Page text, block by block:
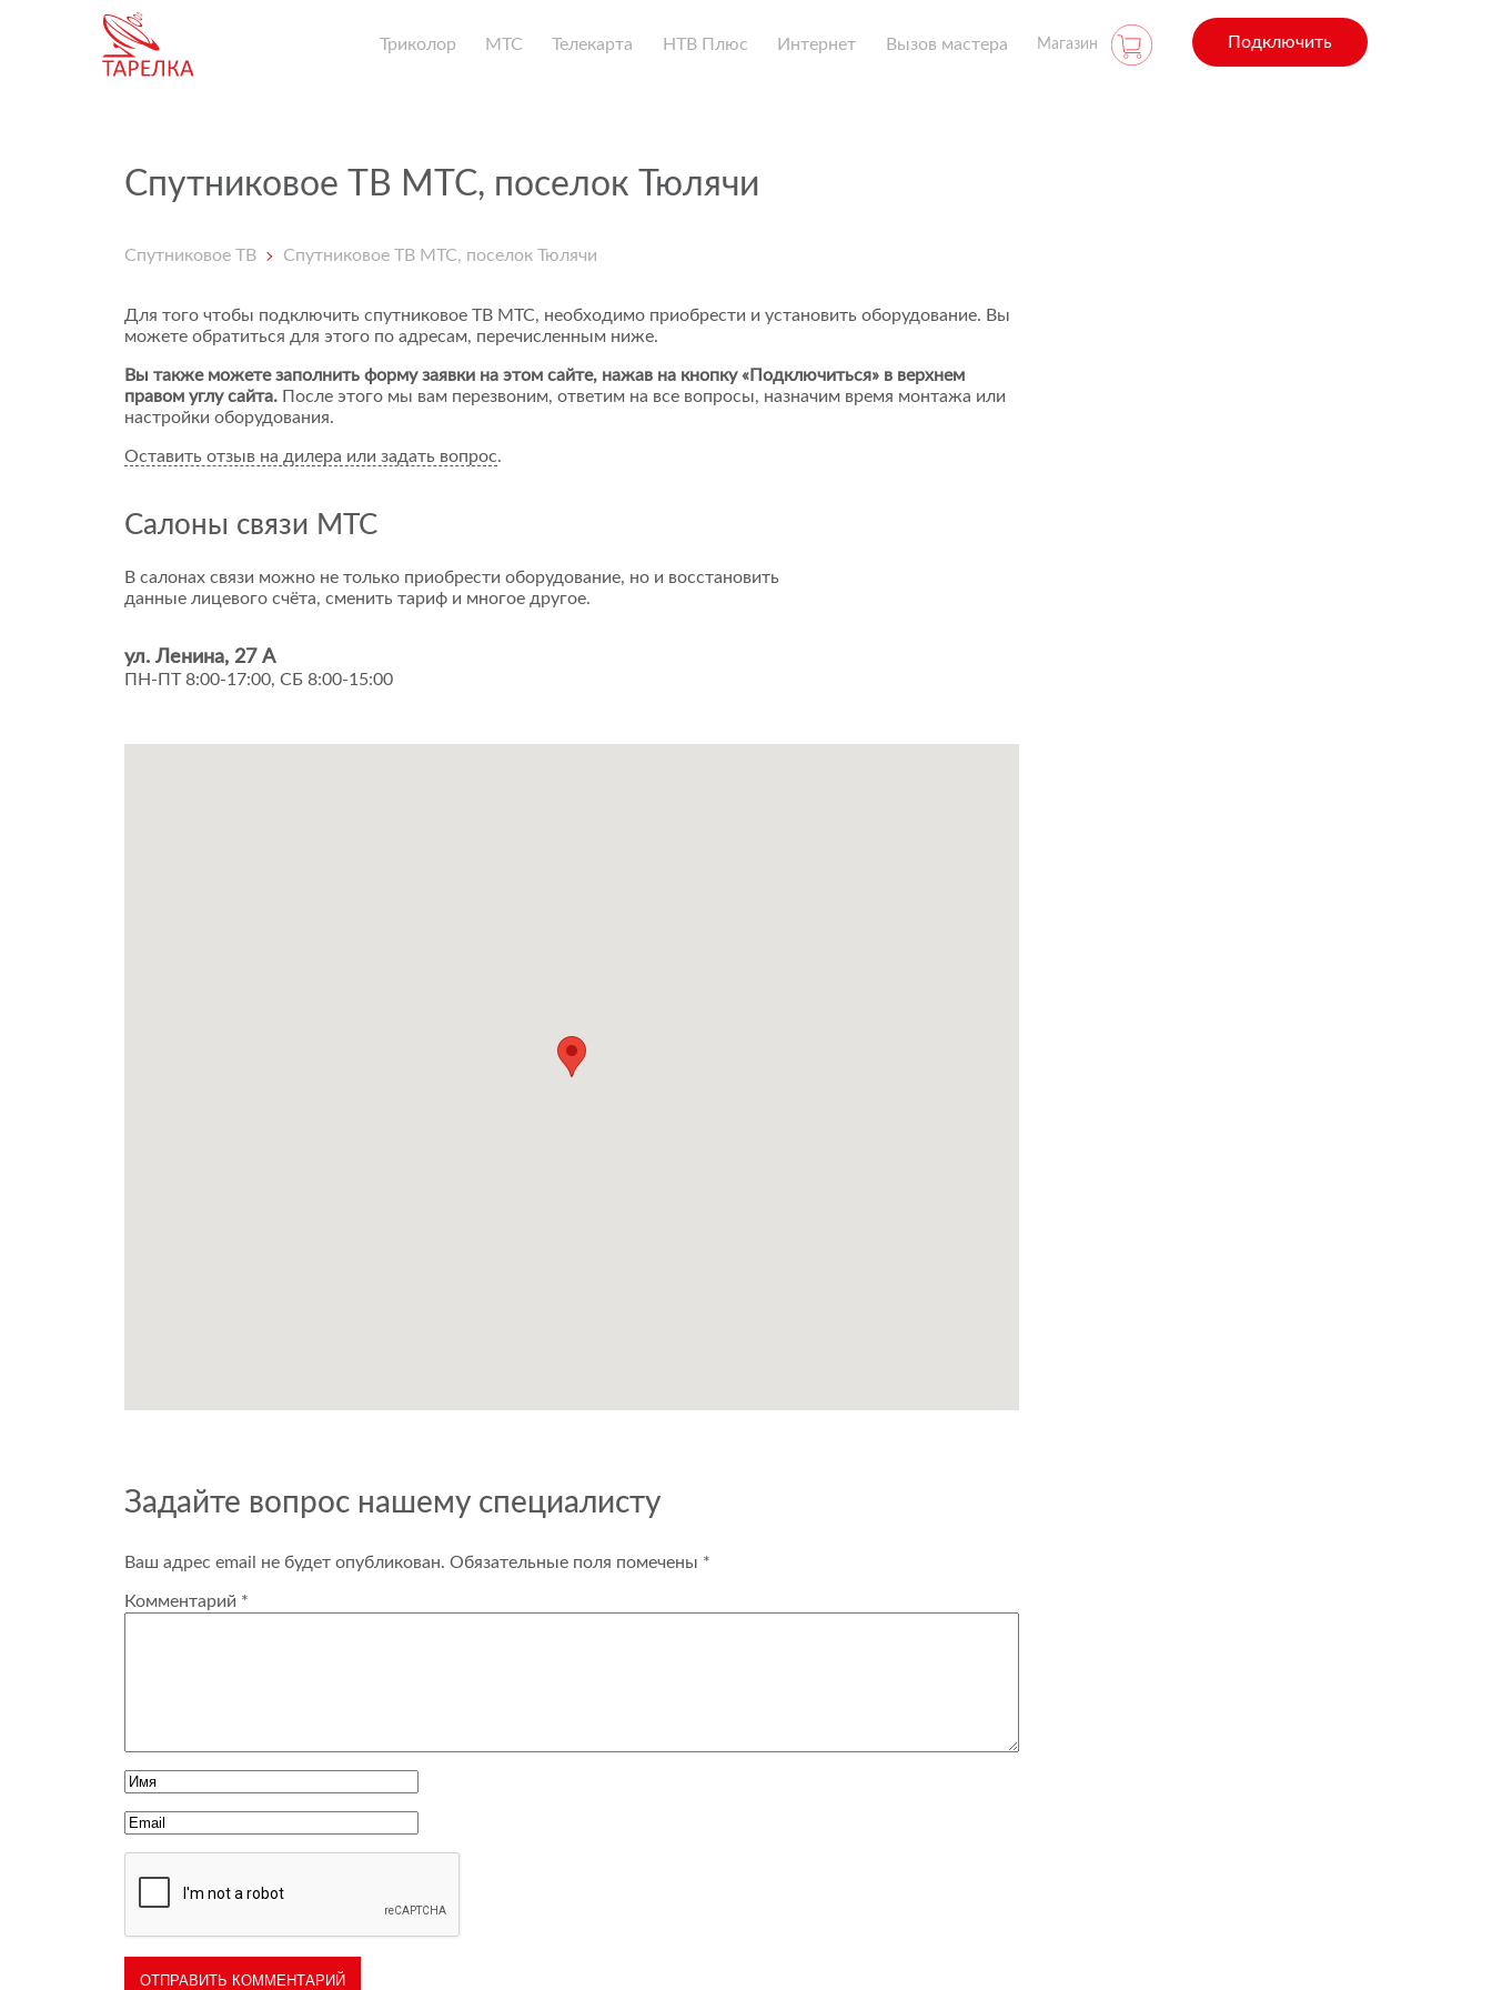
Триколор МТС Телекарта НТВ Плюс Интернет Вызов мастера Магазин Подключить
Спутниковое ТВ МТС, поселок Тюлячи
Спутниковое ТВ Спутниковое ТВ МТС, поселок Тюлячи
Для того чтобы подключить спутниковое ТВ МТС, необходимо приобрести и установить оборудование. Вы
можете обратиться для этого по адресам, перечисленным ниже.
Вы также можете заполнить форму заявки на этом сайте, нажав на кнопку «Подключиться» в верхнем
правом углу сайта. После этого мы вам перезвоним, ответим на все вопросы, назначим время монтажа или
настройки оборудования.
Оставить отзыв на дилера или задать вопрос.
Салоны связи МТС
В салонах связи можно не только приобрести оборудование, но и восстановить
данные лицевого счёта, сменить тариф и многое другое.
ул. Ленина, 27 А
ПН-ПТ 8:00-17:00, СБ 8:00-15:00
Задайте вопрос нашему специалисту
Ваш адрес email не будет опубликован. Обязательные поля помечены *
Комментарий *